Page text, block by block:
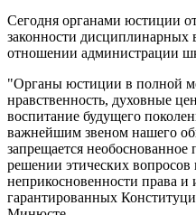
Сегодня органами юстиции
законности
отношении администрации
"Органы юстиции в полной
нравственность, духовные
воспитание будущего
важнейшим звеном нашего
запрещается
решении этических
неприкосновенности права и
гарантированных